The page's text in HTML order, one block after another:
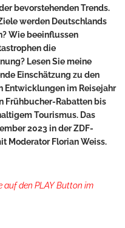
bevorstehenden Trends.
werden Deutschlands
Wie beeinflussen
die
Lesen Sie meine
Einschätzung zu den
Entwicklungen im Reisejahr
Frühbucher-Rabatten bis
Tourismus. Das
2023 in der ZDF-
Moderator Florian Weiss.
auf den PLAY Button im